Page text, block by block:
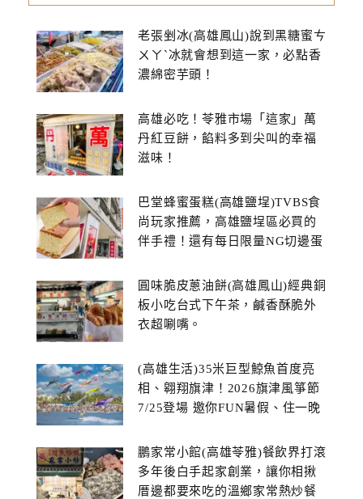
老張剉冰(高雄鳳山)說到黑糖蜜ㄘ
ㄨㄚˋ冰就會想到這一家，必點香
濃綿密芋頭！
高雄必吃！苓雅市場「這家」萬
丹紅豆餅，餡料多到尖叫的幸福
滋味！
巴堂蜂蜜蛋糕(高雄鹽埕)TVBS食
尚玩家推薦，高雄鹽埕區必買的
伴手禮！還有每日限量NG切邊蛋
圓味脆皮蔥油餅(高雄鳳山)經典銅
板小吃台式下午茶，鹹香酥脆外
衣超唰嘴。
(高雄生活)35米巨型鯨魚首度亮
相、翱翔旗津！2026旗津風箏節
7/25登場 邀你FUN暑假、住一晚
鵬家常小館(高雄苓雅)餐飲界打滾
多年後白手起家創業，讓你相揪
厝邊都要來吃的溫鄉家常熱炒餐